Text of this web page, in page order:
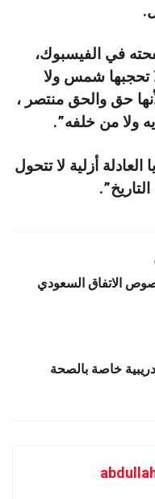
في الفيسبوك،
تحجبها شمس ولا
حق والحق منتصر ،
ولا من خلفه”.
أزلية لا تتحول
الاتفاق السعودي
خاصة بالصحة